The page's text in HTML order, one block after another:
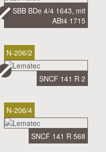
SBB BDe 4/4 1643, mit
ABt4 1715
N-206/2
SNCF 141 R 2
N-206/4
SNCF 141 R 568